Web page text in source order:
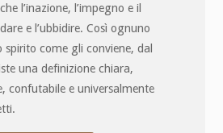
l’inazione, l’impegno e il
e l’ubbidire. Così ognuno
spirito come gli conviene, dal
una definizione chiara,
confutabile e universalmente